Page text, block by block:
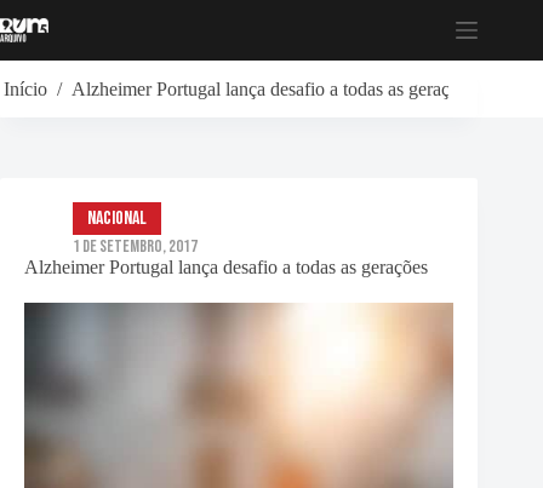
para
Início / Alzheimer Portugal lança desafio a todas as gerações
Alzheimer Portugal lança desafio a todas as gerações
Nacional
1 de Setembro, 2017